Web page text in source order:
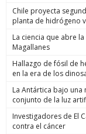
Chile proyecta
planta de hidrógeno
La ciencia que abre
Magallanes
Hallazgo de fósil de
en la era de los
La Antártica bajo
conjunto de la luz
Investigadores de El
contra el cáncer